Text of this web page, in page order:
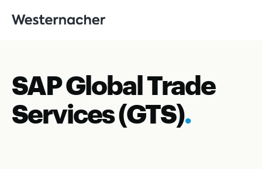
SAP Global Trade
Services (GTS).